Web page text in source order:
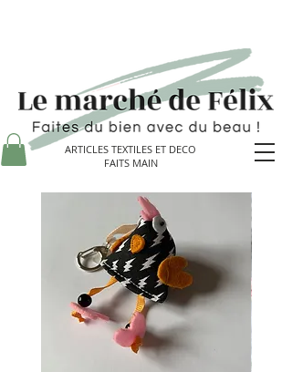
ARTICLES TEXTILES ET DECO
FAITS MAIN